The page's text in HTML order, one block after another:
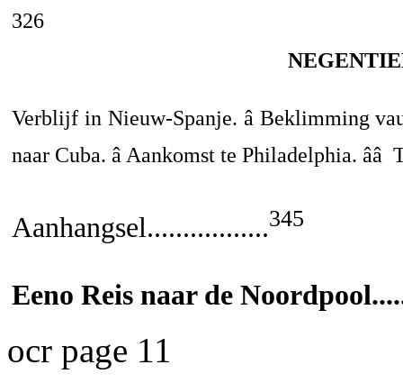
326
Verblijf in Nieuw-Spanje. â Beklimming
naar Cuba. â Aankomst te Philadelphia.
Aanhangsel.................345
Eeno Reis naar de
ocr page 11